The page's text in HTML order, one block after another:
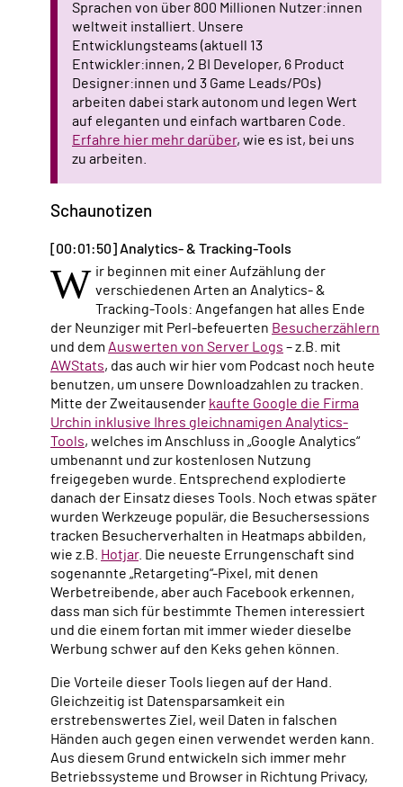
Sprachen von über 800 Millionen Nutzer:innen
weltweit installiert. Unsere
Entwicklungsteams (aktuell 13
Entwickler:innen, 2 BI Developer, 6 Product
Designer:innen und 3 Game Leads/POs)
arbeiten dabei stark autonom und legen Wert
auf eleganten und einfach wartbaren Code.
Erfahre hier mehr darüber, wie es ist, bei uns
zu arbeiten.
Schaunotizen
[00:01:50] Analytics- & Tracking-Tools
W ir beginnen mit einer Aufzählung der
verschiedenen Arten an Analytics- &
Tracking-Tools: Angefangen hat alles Ende
der Neunziger mit Perl-befeuerten Besucherzählern
und dem Auswerten von Server Logs – z.B. mit
AWStats, das auch wir hier vom Podcast noch heute
benutzen, um unsere Downloadzahlen zu tracken.
Mitte der Zweitausender kaufte Google die Firma
Urchin inklusive Ihres gleichnamigen Analytics-
Tools, welches im Anschluss in „Google Analytics“
umbenannt und zur kostenlosen Nutzung
freigegeben wurde. Entsprechend explodierte
danach der Einsatz dieses Tools. Noch etwas später
wurden Werkzeuge populär, die Besuchersessions
tracken Besucherverhalten in Heatmaps abbilden,
wie z.B.
Hotjar. Die neueste Errungenschaft sind
sogenannte „Retargeting“-Pixel, mit denen
Werbetreibende, aber auch Facebook erkennen,
dass man sich für bestimmte Themen interessiert
und die einem fortan mit immer wieder dieselbe
Werbung schwer auf den Keks gehen können.
Die Vorteile dieser Tools liegen auf der Hand.
Gleichzeitig ist Datensparsamkeit ein
erstrebenswertes Ziel, weil Daten in falschen
Händen auch gegen einen verwendet werden kann.
Aus diesem Grund entwickeln sich immer mehr
Betriebssysteme und Browser in Richtung Privacy,